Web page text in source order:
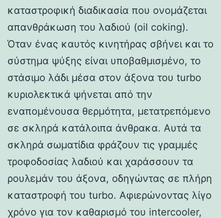
καταστροφική διαδικασία που ονομάζεται
απανθράκωση του λαδιού (oil coking).
Όταν ένας καυτός κινητήρας σβήνει και το
σύστημα ψύξης είναι υποβαθμισμένο, το
στάσιμο λάδι μέσα στον άξονα του turbo
κυριολεκτικά ψήνεται από την
εναπομένουσα θερμότητα, μετατρεπόμενο
σε σκληρά κατάλοιπα άνθρακα. Αυτά τα
σκληρά σωματίδια φράζουν τις γραμμές
τροφοδοσίας λαδιού και χαράσσουν τα
ρουλεμάν του άξονα, οδηγώντας σε πλήρη
καταστροφή του turbo. Αφιερώνοντας λίγο
χρόνο για τον καθαρισμό του intercooler,